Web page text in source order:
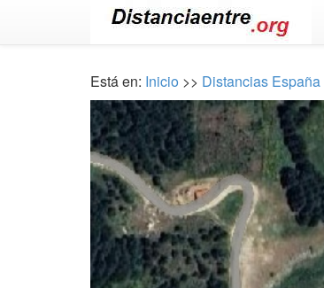
Está en: Inicio >> Distancias España